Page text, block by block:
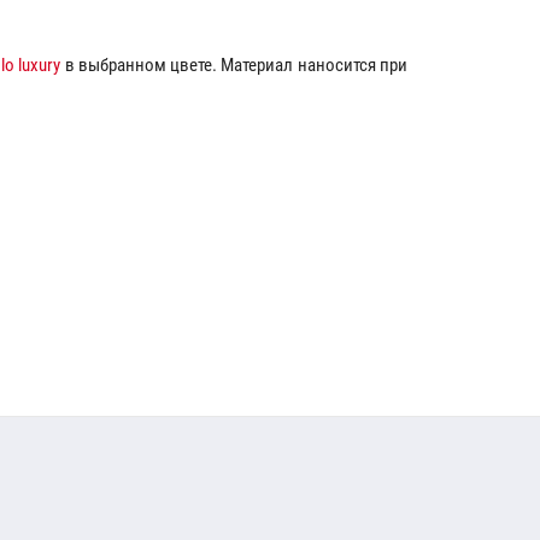
luxury в выбранном цвете. Материал наносится при